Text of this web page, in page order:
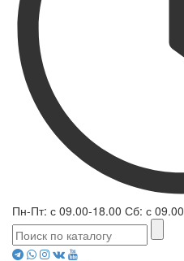
Пн-Пт: с 09.00-18.00 Сб: с